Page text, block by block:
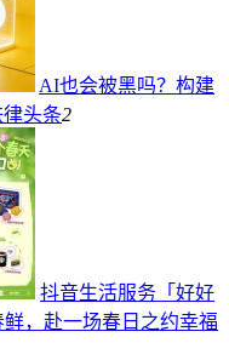
AI也会被黑吗？构建
律头条2
抖音生活服务「好好
，赴一场春日之约幸福